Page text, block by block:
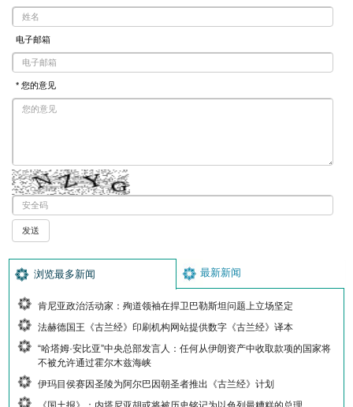
电子邮箱
* 您的意见
浏览最多新闻 最新新闻
肯尼亚政治活动家：殉道领袖在捍卫巴勒斯坦问题上立场坚定
法赫德国王《古兰经》印刷机构网站提供数字《古兰经》译本
“哈塔姆·安比亚”中央总部发言人：任何从伊朗资产中收取款项的国家将
不被允许通过霍尔木兹海峡
伊玛目侯赛因圣陵为阿尔巴因朝圣者推出《古兰经》计划